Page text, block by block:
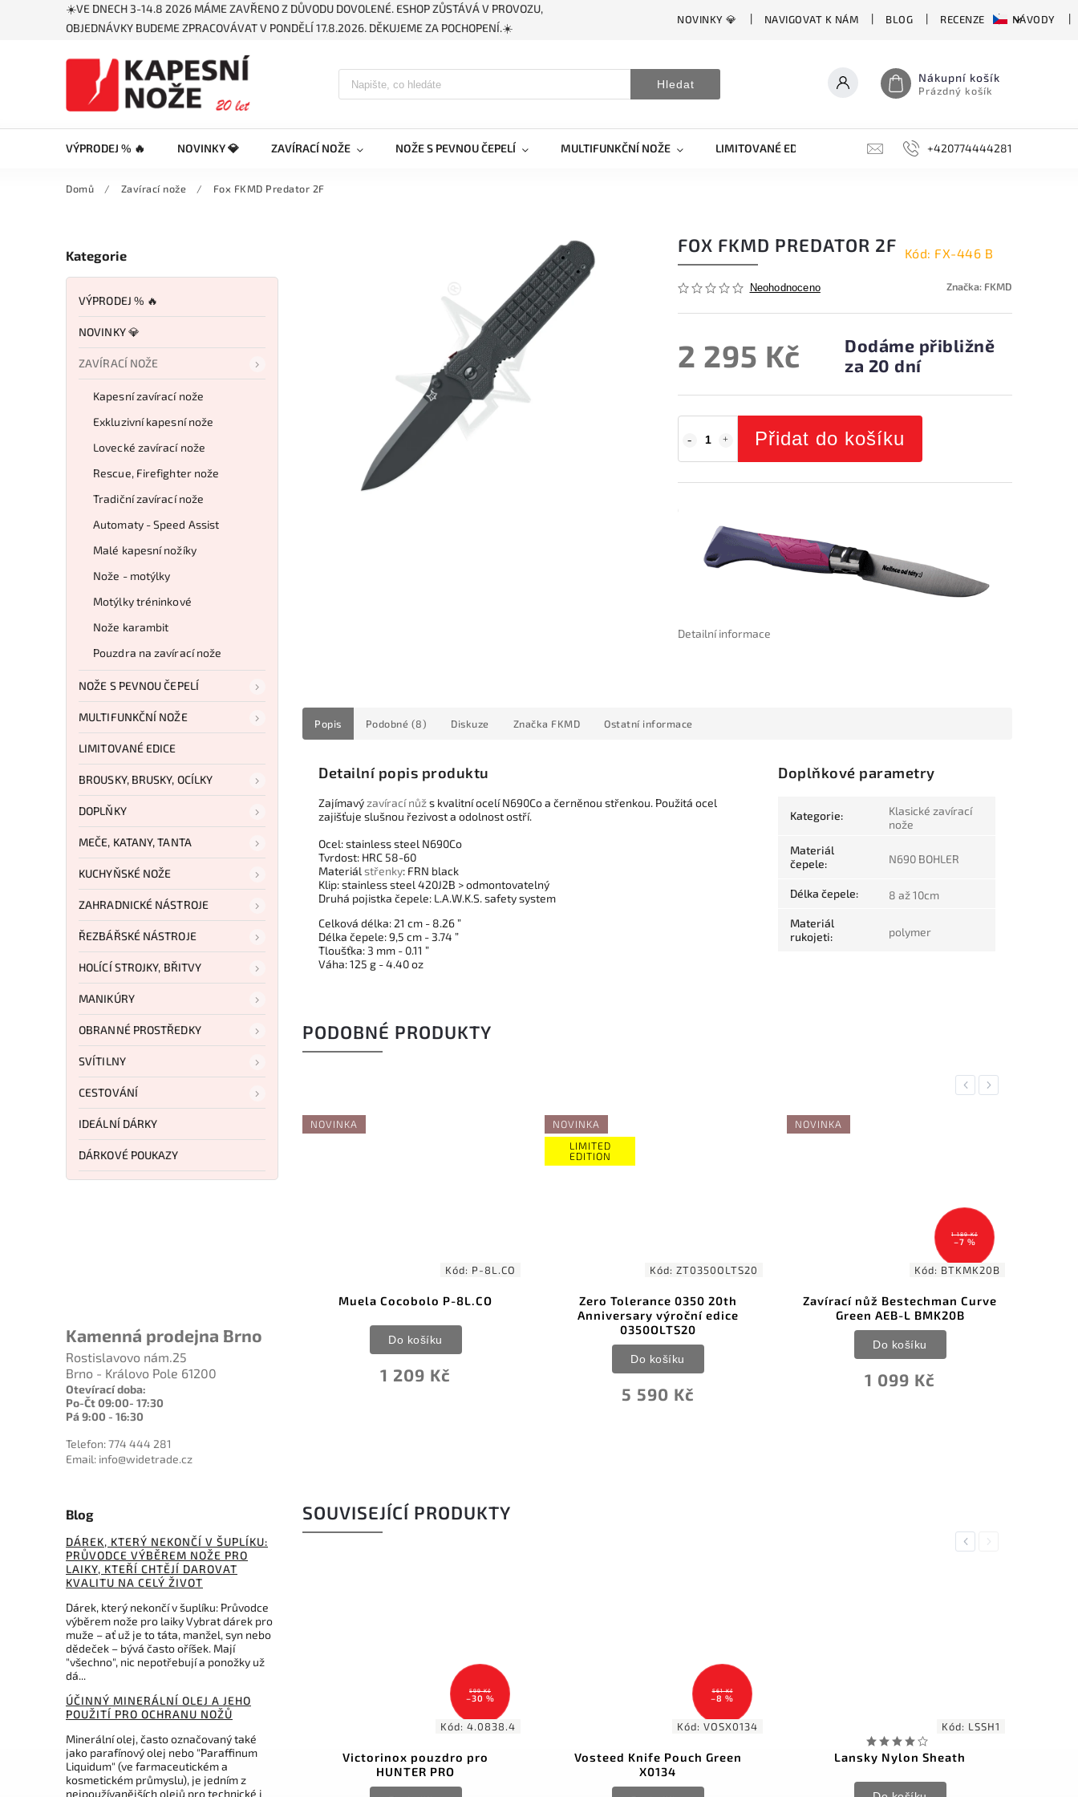
☀️VE DNECH 3-14.8 2026 MÁME ZAVŘENO Z DŮVODU DOVOLENÉ. ESHOP ZŮSTÁVÁ V PROVOZU,
OBJEDNÁVKY BUDEME ZPRACOVÁVAT V PONDĚLÍ 17.8.2026. DĚKUJEME ZA POCHOPENÍ.☀️
NOVINKY 💎 NAVIGOVAT K NÁM BLOG RECENZE NÁVODY
Hledat Nákupní košík
Prázdný košík
VÝPRODEJ % 🔥 NOVINKY 💎 ZAVÍRACÍ NOŽE NOŽE S PEVNOU ČEPELÍ MULTIFUNKČNÍ NOŽE LIMITOVANÉ EDICE BROUSKY, BRUSKY, OCÍLKY
+420774444281
Domů / Zavírací nože / Fox FKMD Predator 2F
Kategorie
VÝPRODEJ % 🔥
NOVINKY 💎
ZAVÍRACÍ NOŽE
Kapesní zavírací nože
Exkluzivní kapesní nože
Lovecké zavírací nože
Rescue, Firefighter nože
Tradiční zavírací nože
Automaty - Speed Assist
Malé kapesní nožíky
Nože - motýlky
Motýlky tréninkové
Nože karambit
Pouzdra na zavírací nože
NOŽE S PEVNOU ČEPELÍ
MULTIFUNKČNÍ NOŽE
LIMITOVANÉ EDICE
BROUSKY, BRUSKY, OCÍLKY
DOPLŇKY
MEČE, KATANY, TANTA
KUCHYŇSKÉ NOŽE
ZAHRADNICKÉ NÁSTROJE
ŘEZBÁŘSKÉ NÁSTROJE
HOLÍCÍ STROJKY, BŘITVY
MANIKÚRY
OBRANNÉ PROSTŘEDKY
SVÍTILNY
CESTOVÁNÍ
IDEÁLNÍ DÁRKY
DÁRKOVÉ POUKAZY
Kamenná prodejna Brno
Rostislavovo nám.25
Brno - Královo Pole 61200
Otevírací doba:
Po-Čt 09:00- 17:30
Pá 9:00 - 16:30
Telefon: 774 444 281
Email: info@widetrade.cz
Blog
DÁREK, KTERÝ NEKONČÍ V ŠUPLÍKU:
PRŮVODCE VÝBĚREM NOŽE PRO
LAIKY, KTEŘÍ CHTĚJÍ DAROVAT
KVALITU NA CELÝ ŽIVOT
Dárek, který nekončí v šuplíku: Průvodce
výběrem nože pro laiky Vybrat dárek pro
muže – ať už je to táta, manžel, syn nebo
dědeček – bývá často oříšek. Mají
"všechno", nic nepotřebují a ponožky už
dá...
ÚČINNÝ MINERÁLNÍ OLEJ A JEHO
POUŽITÍ PRO OCHRANU NOŽŮ
Minerální olej, často označovaný také
jako parafínový olej nebo "Paraffinum
Liquidum" (ve farmaceutickém a
kosmetickém průmyslu), je jedním z
nejpoužívanějších olejů pro technické i
FOX FKMD PREDATOR 2F Kód: FX-446 B
Neohodnoceno Značka: FKMD
2 295 Kč
Dodáme přibližně
za 20 dní
Přidat do košíku
Detailní informace
Popis Podobné (8) Diskuze Značka FKMD Ostatní informace
Detailní popis produktu
Zajímavýzavírací nůžs kvalitní ocelí N690Co a černěnou střenkou. Použitá ocel
zajišťuje slušnou řezivost a odolnost ostří.
Ocel: stainless steel N690Co
Tvrdost: HRC 58-60
Materiálstřenky: FRN black
Klip: stainless steel 420J2B > odmontovatelný
Druhá pojistka čepele: L.A.W.K.S. safety system​
Celková délka: 21 cm - 8.26 ”
Délka čepele: 9,5 cm - 3.74 ”
Tloušťka: 3 mm - 0.11 ”
Váha: 125 g - 4.40 oz
Doplňkové parametry
Kategorie:
Klasické zavírací
nože
Materiál
čepele: N690 BOHLER
Délka čepele: 8 až 10cm
Materiál
rukojeti: polymer
PODOBNÉ PRODUKTY
Previous
C69PBL3K390
4 446 Kč
Do košíku
NOVINKA
Kód: P-8L.CO
Muela Cocobolo P-8L.CO
1 209 Kč
Do košíku
NOVINKA
LIMITED
EDITION
Kód: ZT0350OLTS20
Zero Tolerance 0350 20th
Anniversary výroční edice
0350OLTS20
5 590 Kč
Do košíku
NOVINKA
1 189 Kč
–7 %
Kód: BTKMK20B
Zavírací nůž Bestechman Curve
Green AEB-L BMK20B
1 099 Kč
Do košíku
Next
SOUVISEJÍCÍ PRODUKTY
Previous
Pakistan Brown Leather
599 Kč
–30 %
Kód: 4.0838.4
Victorinox pouzdro pro
HUNTER PRO
561 Kč
–8 %
Kód: VOSX0134
Vosteed Knife Pouch Green
X0134
Kód: LSSH1
Lansky Nylon Sheath
Next